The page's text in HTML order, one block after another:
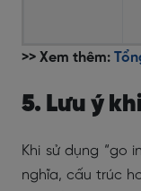
>> Xem thêm:
5. Lưu ý
Khi sử dụng “go
nghĩa, cấu trúc